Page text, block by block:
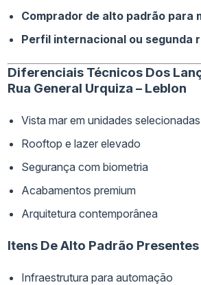
Comprador de alto padrão para
Perfil internacional ou segunda
Diferenciais Técnicos Dos
Rua General Urquiza – Leblon
Vista mar em unidades selecionadas
Rooftop e lazer elevado
Segurança com biometria
Acabamentos premium
Arquitetura contemporânea
Itens De Alto Padrão Presentes
Infraestrutura para automação